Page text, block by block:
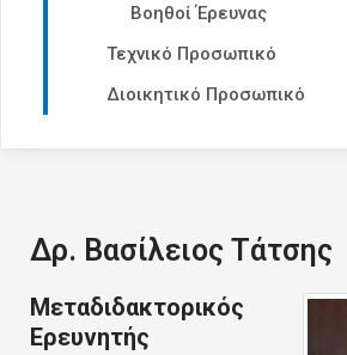
Βοηθοί Έρευνας
Τεχνικό Προσωπικό
Διοικητικό Προσωπικό
Δρ. Βασίλειος Τάτσης
Μεταδιδακτορικός
Ερευνητής